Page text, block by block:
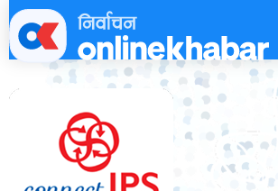
Skip
to
content